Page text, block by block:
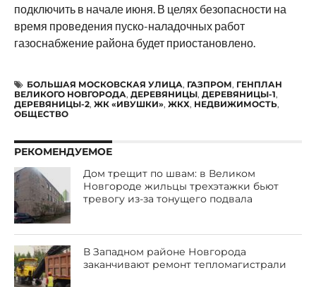
подключить в начале июня. В целях безопасности на
время проведения пуско-наладочных работ
газоснабжение района будет приостановлено.
БОЛЬШАЯ МОСКОВСКАЯ УЛИЦА, ГАЗПРОМ, ГЕНПЛАН
ВЕЛИКОГО НОВГОРОДА, ДЕРЕВЯНИЦЫ, ДЕРЕВЯНИЦЫ-1,
ДЕРЕВЯНИЦЫ-2, ЖК «ИВУШКИ», ЖКХ, НЕДВИЖИМОСТЬ,
ОБЩЕСТВО
РЕКОМЕНДУЕМОЕ
Дом трещит по швам: в Великом
Новгороде жильцы трехэтажки бьют
тревогу из-за тонущего подвала
В Западном районе Новгорода
заканчивают ремонт тепломагистрали